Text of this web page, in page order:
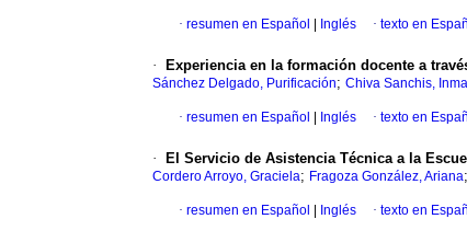
· resumen en Español Inglés · texto en
· Experiencia en la formación docente a
Sánchez Delgado, Purificación; Chiva Sanchis,
· resumen en Español Inglés · texto en
· El Servicio de Asistencia Técnica a la
Cordero Arroyo, Graciela; Fragoza González, Ariana;
· resumen en Español Inglés · texto en